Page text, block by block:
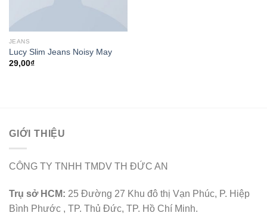
JEANS
Lucy Slim Jeans Noisy May
29,00₫
GIỚI THIỆU
CÔNG TY TNHH TMDV TH ĐỨC AN
Trụ sở HCM: 25 Đường 27 Khu đô thị Vạn Phúc, P. Hiệp
Bình Phước , TP. Thủ Đức, TP. Hồ Chí Minh.